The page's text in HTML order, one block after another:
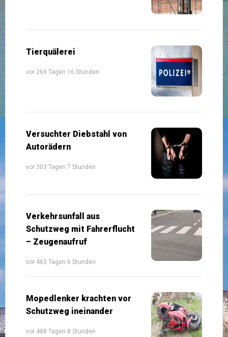
Tierquälerei
vor 269 Tagen 16 Stunden
Versuchter Diebstahl von
Autorädern
vor 303 Tagen 7 Stunden
Verkehrsunfall aus
Schutzweg mit Fahrerflucht
– Zeugenaufruf
vor 462 Tagen 6 Stunden
Mopedlenker krachten vor
Schutzweg ineinander
vor 488 Tagen 8 Stunden